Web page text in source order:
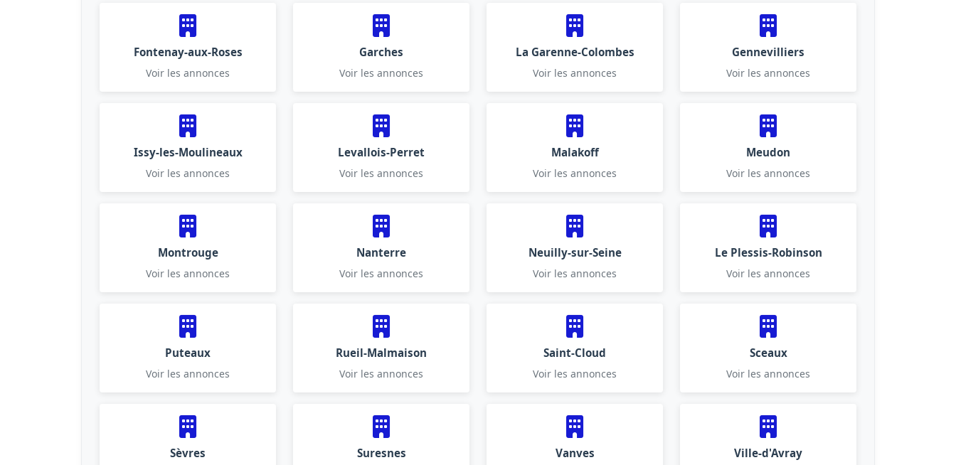
Fontenay-aux-Roses
Voir les annonces
Garches
Voir les annonces
La Garenne-Colombes
Voir les annonces
Gennevilliers
Voir les annonces
Issy-les-Moulineaux
Voir les annonces
Levallois-Perret
Voir les annonces
Malakoff
Voir les annonces
Meudon
Voir les annonces
Montrouge
Voir les annonces
Nanterre
Voir les annonces
Neuilly-sur-Seine
Voir les annonces
Le Plessis-Robinson
Voir les annonces
Puteaux
Voir les annonces
Rueil-Malmaison
Voir les annonces
Saint-Cloud
Voir les annonces
Sceaux
Voir les annonces
Sèvres Suresnes Vanves Ville-d'Avray